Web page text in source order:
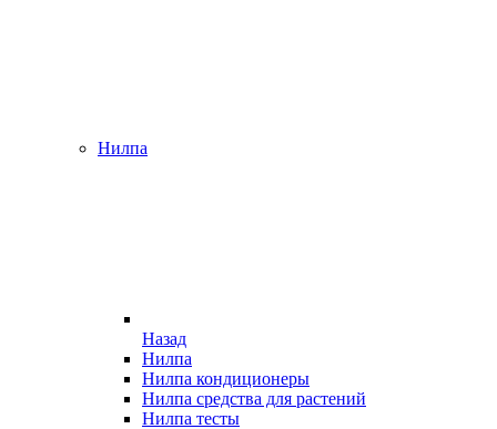
Нилпа
Назад
Нилпа
Нилпа кондиционеры
Нилпа средства для растений
Нилпа тесты